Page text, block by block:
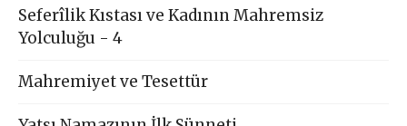
Seferîlik Kıstası ve Kadının Mahremsiz
Yolculuğu - 4
Mahremiyet ve Tesettür